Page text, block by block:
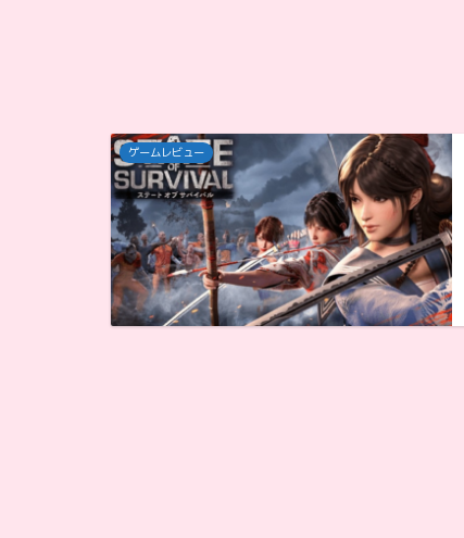
ゲームレビュー